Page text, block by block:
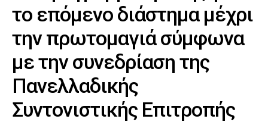
το επόμενο διάστημα μέχρι
την πρωτομαγιά σύμφωνα
με την συνεδρίαση της
Πανελλαδικής
Συντονιστικής Επιτροπής